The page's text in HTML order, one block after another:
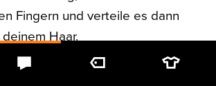
Fingern und verteile es dann
Haar.